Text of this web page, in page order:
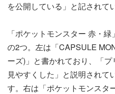
を公開している」と記されて
「ポケットモンスター 赤・
の2つ。左は「CAPSULE
ーズ)」と書かれており、「
見やすくした」と説明されて
す。右は「ポケットモンスタ